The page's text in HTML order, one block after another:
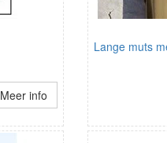
Meer info
Lange muts